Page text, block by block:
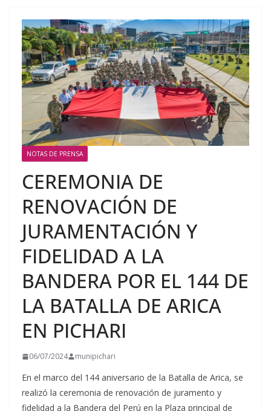
NOTAS DE PRENSA
CEREMONIA DE
RENOVACIÓN DE
JURAMENTACIÓN Y
FIDELIDAD A LA
BANDERA POR EL 144 DE
LA BATALLA DE ARICA
EN PICHARI
06/07/2024 munipichari
En el marco del 144 aniversario de la Batalla de Arica, se
realizó la ceremonia de renovación de juramento y
fidelidad a la Bandera del Perú en la Plaza principal de